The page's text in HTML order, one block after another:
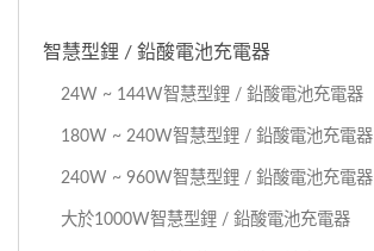
智慧型鋰 / 鉛酸電池充電器
24W ~ 144W智慧型鋰 / 鉛酸電池充電器
180W ~ 240W智慧型鋰 / 鉛酸電池充電器
240W ~ 960W智慧型鋰 / 鉛酸電池充電器
大於1000W智慧型鋰 / 鉛酸電池充電器